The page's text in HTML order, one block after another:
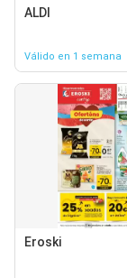
ALDI
Válido en 1 semana
Eroski